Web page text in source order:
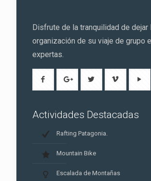
Disfrute de la tranquilidad de dejar
organización de su viaje de grupo
expertas.
Actividades Destacadas
Rafting Patagonia.
Mountain Bike
Escalada de Montañas